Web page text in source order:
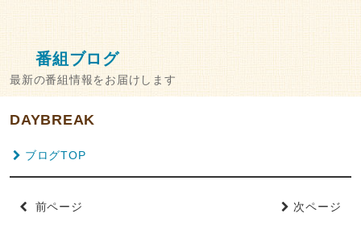
番組ブログ
最新の番組情報をお届けします
DAYBREAK
ブログTOP
前ページ 次ページ